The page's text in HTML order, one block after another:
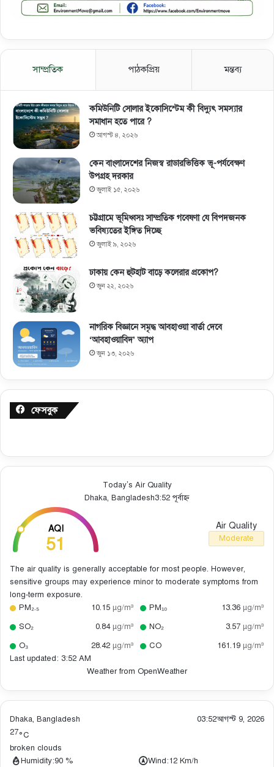
সাম্প্রতিক পাঠকপ্রিয় মন্তব্য
কমিউনিটি সোলার ইকোসিস্টেম কী বিদ্যুৎ সমস্যার
সমাধান হতে পারে ?
আগস্ট ৪, ২০২৬
কেন বাংলাদেশের নিজস্ব রাডারভিত্তিক ভূ-পর্যবেক্ষণ
উপগ্রহ দরকার
জুলাই ১৫, ২০২৬
চট্টগ্রামে ভূমিধ্বসঃ সাম্প্রতিক গবেষণা যে বিপদজনক
ভবিষ্যতের ইঙ্গিত দিচ্ছে
জুলাই ৯, ২০২৬
ঢাকায় কেন হুটহাট বাড়ে কলেরার প্রকোপ?
জুন ২২, ২০২৬
নাগরিক বিজ্ঞানে সমৃদ্ধ আবহাওয়া বার্তা দেবে
‘আবহাওয়াবিদ’ অ্যাপ
জুন ১৩, ২০২৬
ফেসবুক
Today’s Air Quality
Dhaka, Bangladesh3:52 পূর্বাহ্ন
AQI
51
Air Quality
Moderate
The air quality is generally acceptable for most people. However,
sensitive groups may experience minor to moderate symptoms from
long-term exposure.
PM₂.₅
10.15 µg/m³ PM₁₀ 13.36 µg/m³
SO₂
0.84 µg/m³ NO₂ 3.57 µg/m³
O₃
28.42 µg/m³ CO 161.19 µg/m³
Last updated: 3:52 AM
Weather from OpenWeather
Dhaka, Bangladesh 03:52আগস্ট 9, 2026
27°C
broken clouds
Humidity:90 % Wind:12 Km/h